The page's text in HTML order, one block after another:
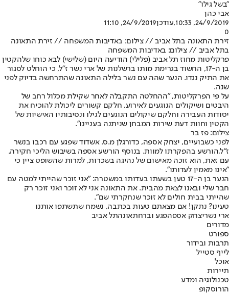
"בשל גילו"
אבי כהן
24/9/2019, 10:33
,עודכן24/9/2019, 11:10
0
זירת התאונה בתל אביב // צילום: באדיבות המשפחה // זירת התאונה
בתל אביב // צילום: באדיבות המשפחה
פרקליטות מחוז תל אביב (פלילי) הודיעה היום (שלישי) לבא כוחו שלהקטין
בן ה-17
, החשוד בגרימת מותו ברשלנות של ארי נשר ז"ל, כי הוחלט לסגור
את התיק נגדו. הנער שהה עם נשר בלילה התאונה שהתרחשה בדיוק לפני
שנה.
על פי הפרקליטות, "ההחלטה התקבלה לאחר שקילת מכלול רחב של
היבטים ושיקולים הנוגעים לאירוע, חלקם קשורים ליכולת להוכיח את
יסודות העבירה וחלקם שיקולים הנוגעים לגילו ונסיבותיו האישיות של
הקטין וחוות דעת שירות המבחן שניתנה בעניינו".
צילום: פז בר
לפני כשבועיים, יצחק אספה, כדורגלן מ.ס. אשדוד שפגע עם רכבו בנשר
ז"ל,הורשע בהפקרתו למוות. בנוסף הורשע אספה בשיבוש הליכי חקירה.
עם זאת, הוא זוכה מאישום של נהיגה בשכרות, למרות שהשופט ציין כי
"אינו מאמין לעדותו".
הנער בן ה-17 טען בשעתו בעדותו במשטרה: "אני זוכר שהייתי למטה עם
חבר שלי ובאנו לצאת מהבית. את התאונה אני לא זוכר ואני זוכר רק
שהייתי בבית חולים לא זוכר שנחקרתי שם".
טעינו? נתקן! אם מצאתם טעות בכתבה, נשמח שתשתפו אותנו
ארי נשריצחק אספהפגע וברחתאונהתל אביב
מדורים
ספורט
תרבות ובידור
לייף סטייל
אוכל
תיירות
טכנולוגיה ומדע
הורוסקופ